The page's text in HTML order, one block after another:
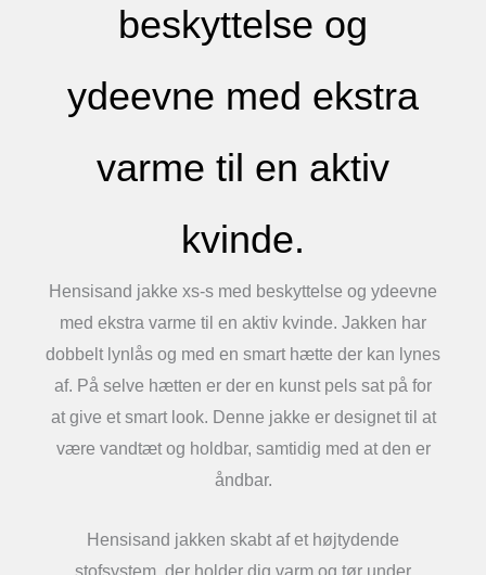
beskyttelse og
ydeevne med ekstra
varme til en aktiv
kvinde.
Hensisand jakke xs-s med beskyttelse og ydeevne
med ekstra varme til en aktiv kvinde. Jakken har
dobbelt lynlås og med en smart hætte der kan lynes
af. På selve hætten er der en kunst pels sat på for
at give et smart look. Denne jakke er designet til at
være vandtæt og holdbar, samtidig med at den er
åndbar.
Hensisand jakken skabt af et højtydende
stofsystem, der holder dig varm og tør under